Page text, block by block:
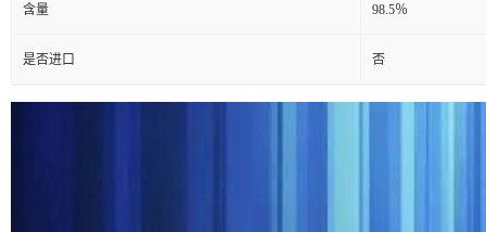
含量 98.5％
是否进口 否